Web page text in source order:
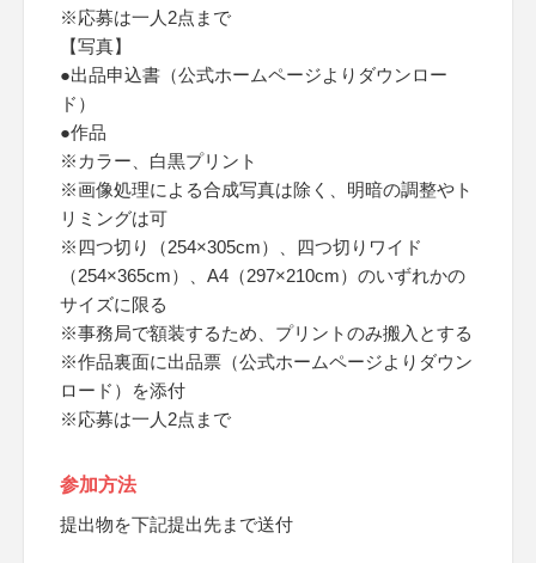
※応募は一人2点まで
【写真】
●出品申込書（公式ホームページよりダウンロー
ド）
●作品
※カラー、白黒プリント
※画像処理による合成写真は除く、明暗の調整やト
リミングは可
※四つ切り（254×305cm）、四つ切りワイド
（254×365cm）、A4（297×210cm）のいずれかの
サイズに限る
※事務局で額装するため、プリントのみ搬入とする
※作品裏面に出品票（公式ホームページよりダウン
ロード）を添付
※応募は一人2点まで
参加方法
提出物を下記提出先まで送付